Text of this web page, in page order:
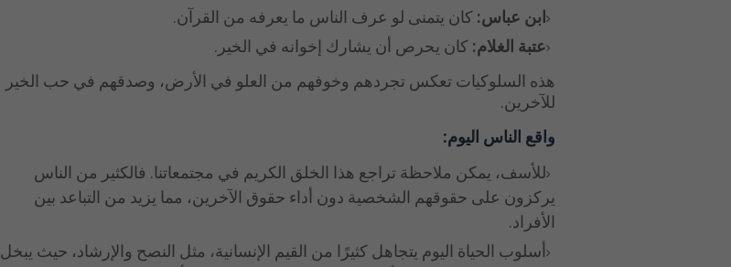
ابن عباس: كان يتمنى لو عرف الناس ما يعرفه من القرآن.
عتبة الغلام: كان يحرص أن يشارك إخوانه في الخير.
هذه السلوكيات تعكس تجردهم وخوفهم من العلو في الأرض، وصدقهم في حب الخير
للآخرين.
واقع الناس اليوم:
للأسف، يمكن ملاحظة تراجع هذا الخلق الكريم في مجتمعاتنا. فالكثير من الناس
يركزون على حقوقهم الشخصية دون أداء حقوق الآخرين، مما يزيد من التباعد بين
الأفراد.
أسلوب الحياة اليوم يتجاهل كثيرًا من القيم الإنسانية، مثل النصح والإرشاد، حيث يبخل